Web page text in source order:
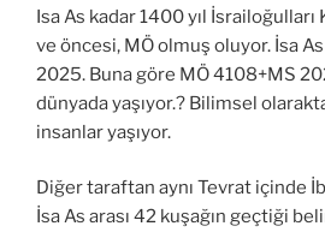
Isa As kadar 1400 yıl İsrailoğulları
ve öncesi, MÖ olmuş oluyor. İsa
2025. Buna göre MÖ 4108+MS
dünyada yaşıyor.? Bilimsel
insanlar yaşıyor.
Diğer taraftan aynı Tevrat içinde
İsa As arası 42 kuşağın geçtiği